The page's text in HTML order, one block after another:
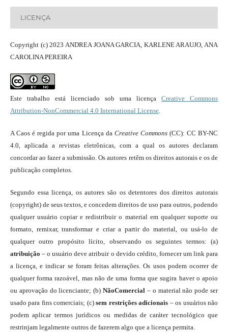
LICENÇA
Copyright (c) 2023 ANDREA JOANA GARCIA, KARLENE ARAUJO, ANA
CAROLINA PEREIRA
Este trabalho está licenciado sob uma licençaCreative Commons
Attribution-NonCommercial 4.0 International License.
A Caos é regida por uma Licença da Creative Commons(CC): CC BY-NC
4.0, aplicada a revistas eletrônicas, com a qual os autores declaram
concordar ao fazer a submissão. Os autores retêm os direitos autorais e os de
publicação completos.
Segundo essa licença, os autores são os detentores dos direitos autorais
(copyright) de seus textos, e concedem direitos de uso para outros, podendo
qualquer usuário copiar e redistribuir o material em qualquer suporte ou
formato, remixar, transformar e criar a partir do material, ou usá-lo de
qualquer outro propósito lícito, observando os seguintes termos: (a)
atribuição – o usuário deve atribuir o devido crédito, fornecer um link para
a licença, e indicar se foram feitas alterações. Os usos podem ocorrer de
qualquer forma razoável, mas não de uma forma que sugira haver o apoio
ou aprovação do licenciante; (b)NãoComercial – o material não pode ser
usado para fins comerciais; (c)sem restrições adicionais – os usuários não
podem aplicar termos jurídicos ou medidas de caráter tecnológico que
restrinjam legalmente outros de fazerem algo que a licença permita.